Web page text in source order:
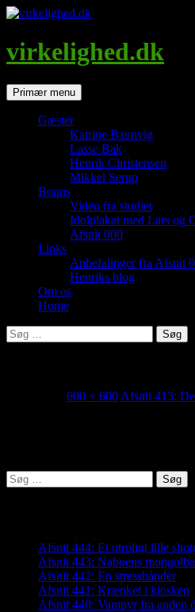
Hop
indhold
virkelighed.dk
SøgPrimær menu
Gæster
Katrine Baunvig
Lasse Bak
Henrik Christensen
Mikkel Serup
Bonus
Video fra studiet
Idolplakat med Lars og
Afsnit 000
Links
Anbefalinger fra Afsnit
Henriks blog
Om os
Home
Søg
efter:
600 × 600 Afsnit 413:
Søg
efter:
Afsnit 444: Et utroligt lille
Afsnit 443: Naboens
Afsnit 442: En stresshånder
Afsnit 441: Krænket i kiosken
Afsnit 440: Vampyr fra anden